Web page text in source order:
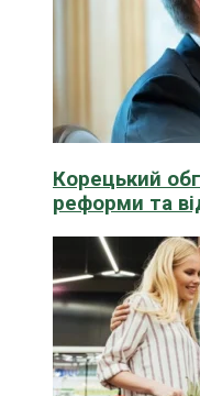
Корецький
реформи та